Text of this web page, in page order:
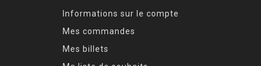
Informations sur le compte
Mes commandes
Mes billets